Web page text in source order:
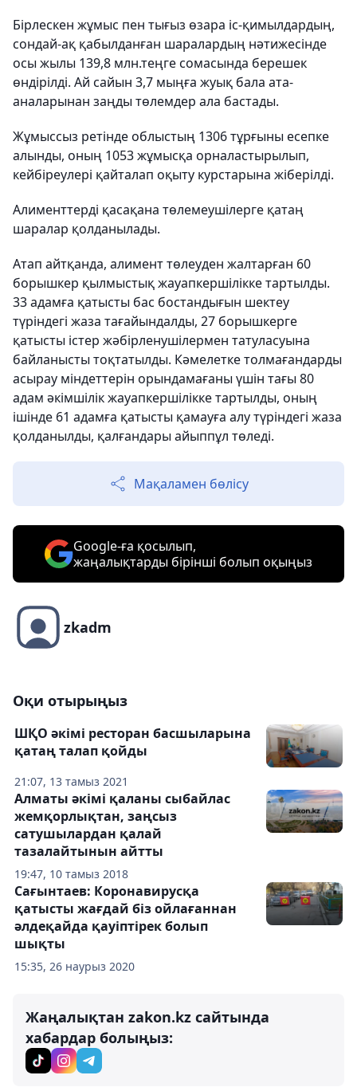
Бірлескен жұмыс пен тығыз өзара іс-қимылдардың,
сондай-ақ қабылданған шаралардың нәтижесінде
осы жылы 139,8 млн.теңге сомасында берешек
өндірілді. Ай сайын 3,7 мыңға жуық бала ата-
аналарынан заңды төлемдер ала бастады.
Жұмыссыз ретінде облыстың 1306 тұрғыны есепке
алынды, оның 1053 жұмысқа орналастырылып,
кейбіреулері қайталап оқыту курстарына жіберілді.
Алименттерді қасақана төлемеушілерге қатаң
шаралар қолданылады.
Атап айтқанда, алимент төлеуден жалтарған 60
борышкер қылмыстық жауапкершілікке тартылды.
33 адамға қатысты бас бостандығын шектеу
түріндегі жаза тағайындалды, 27 борышкерге
қатысты істер жәбірленушілермен татуласуына
байланысты тоқтатылды. Кәмелетке толмағандарды
асырау міндеттерін орындамағаны үшін тағы 80
адам әкімшілік жауапкершілікке тартылды, оның
ішінде 61 адамға қатысты қамауға алу түріндегі жаза
қолданылды, қалғандары айыппұл төледі.
Мақаламен бөлісу
Google-ға қосылып,
жаңалықтарды бірінші болып оқыңыз
zkadm
Оқи отырыңыз
21:07, 13 тамыз 2021
ШҚО әкімі ресторан басшыларына
қатаң талап қойды
19:47, 10 тамыз 2018
Алматы әкімі қаланы сыбайлас
жемқорлықтан, заңсыз
сатушылардан қалай
тазалайтынын айтты
15:35, 26 наурыз 2020
Сағынтаев: Коронавирусқа
қатысты жағдай біз ойлағаннан
әлдеқайда қауіптірек болып
шықты
Жаңалықтан zakon.kz сайтында
хабардар болыңыз: